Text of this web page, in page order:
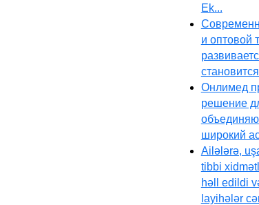
Ek...
и оптовой
Онлимед
решение
широкий
Ailələrə,
tibbi
həll edildi
layihələr